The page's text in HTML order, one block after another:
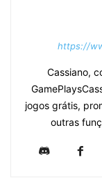
https://
Cassiano,
jogos grátis,
outras